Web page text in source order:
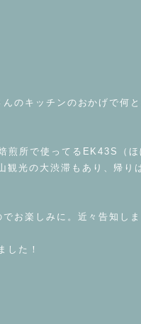
のキッチンのおかげで何
煎所で使ってるEK43S（ほ
観光の大渋滞もあり、帰り
お楽しみに。近々告知しま
した！